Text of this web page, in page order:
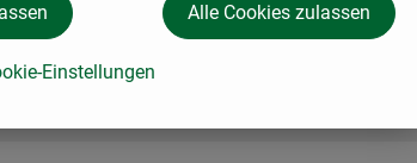
Einstellungen
Alle Cookies zulassen